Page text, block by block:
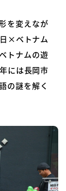
を変えなが
×ベトナム
トナムの遊
には長岡市
の謎を解く